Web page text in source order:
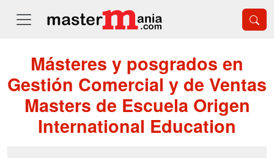
Másteres y posgrados en
Gestión Comercial y de Ventas
Masters de Escuela Origen
International Education